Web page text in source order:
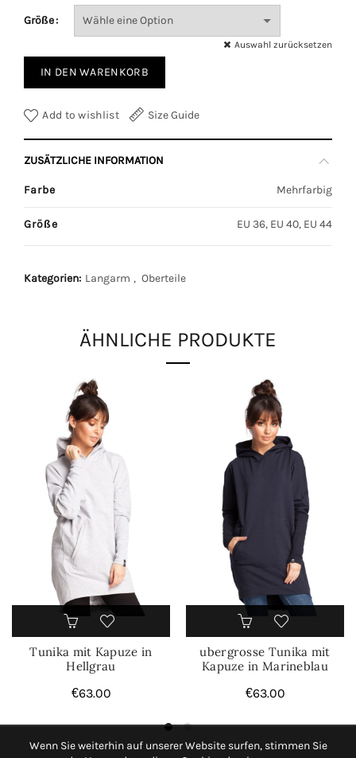
Größe
Auswahl zurücksetzen
IN DEN WARENKORB
Add to wishlist Size Guide
ZUSÄTZLICHE INFORMATION
Farbe Mehrfarbig
Größe EU 36, EU 40, EU 44
Kategorien: Langarm , Oberteile
ÄHNLICHE PRODUKTE
Tunika mit Kapuze in
Hellgrau
€63.00
ubergrosse Tunika mit
Kapuze in Marineblau
€63.00
Wenn Sie weiterhin auf unserer Website surfen, stimmen Sie